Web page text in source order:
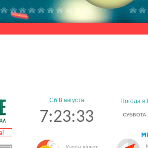
Сб 8августа
7:23:34